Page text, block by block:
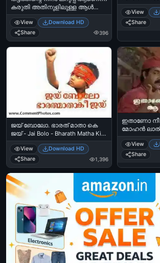
കരുതി അതിനുളിലുള്ള ആള്‍
വട്ടന്‍ ആണെന്ന്
തെറ്റിദ്ധരിക്കരുത്. പണി പാളും
മോനേ - സുപ്പര്‍ സ്റ്റാര്‍ സന്തോഷ്‌
പണ്ഡിറ്റ്‌ - Thattathinte Niram
Karuppu Aanennu Karuthi
Athinullilulla Aal Vattan Aanennu
Thettidharikkaruth. Pani Paalum
Mone - Super Star Santhosh Pandit
View
Download HD
Share
396
View
Share
ജയ്‌ ബോലോ. ഭാരത് മാതാ കെ
ജയ്‌ - Jai Bolo - Bharath Matha Ki
Jai - Indian Kid
View
Download HD
Share
1,396
ഇതാണോ
മോഹന്‍
മണിച്ചിത്ര
paranja aa
Suresh Gopi
View
Share